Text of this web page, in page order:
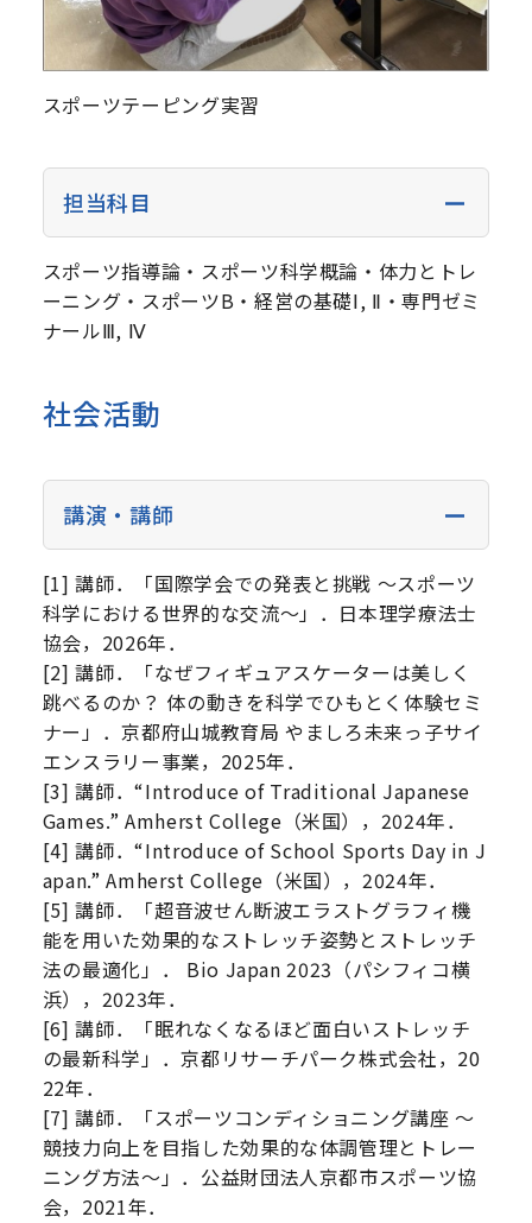
スポーツテーピング実習
担当科目
スポーツ指導論・スポーツ科学概論・体力とトレ
ーニング・スポーツB・経営の基礎Ⅰ, Ⅱ・専門ゼミ
ナールⅢ, Ⅳ
社会活動
講演・講師
[1] 講師．「国際学会での発表と挑戦 ～スポーツ
科学における世界的な交流～」．日本理学療法士
協会，2026年．
[2] 講師．「なぜフィギュアスケーターは美しく
跳べるのか？ 体の動きを科学でひもとく体験セミ
ナー」．京都府山城教育局 やましろ未来っ子サイ
エンスラリー事業，2025年．
[3] 講師．“Introduce of Traditional Japanese
Games.” Amherst College（米国），2024年．
[4] 講師．“Introduce of School Sports Day in J
apan.” Amherst College（米国），2024年．
[5] 講師．「超音波せん断波エラストグラフィ機
能を用いた効果的なストレッチ姿勢とストレッチ
法の最適化」． Bio Japan 2023（パシフィコ横
浜），2023年．
[6] 講師．「眠れなくなるほど面白いストレッチ
の最新科学」．京都リサーチパーク株式会社，20
22年．
[7] 講師．「スポーツコンディショニング講座 ～
競技力向上を目指した効果的な体調管理とトレー
ニング方法～」．公益財団法人京都市スポーツ協
会，2021年．